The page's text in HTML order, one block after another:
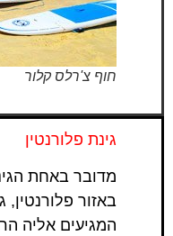
חוף צ'רלס קלור
גינת פלורנטין
מדובר באחת
באזור פלורנטין,
המגיעים אליה